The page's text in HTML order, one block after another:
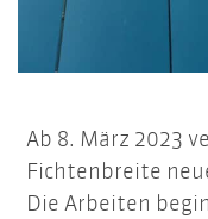
Ab 8. März 2023
Fichtenbreite
Die Arbeiten